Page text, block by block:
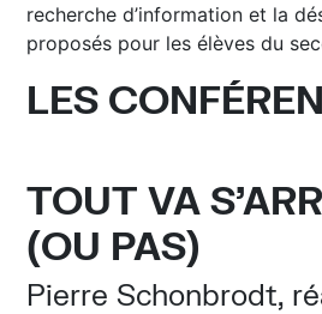
recherche d’information et la
proposés pour les élèves du
LES
TOUT VA
(OU PAS)
Pierre Schonbrodt,